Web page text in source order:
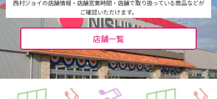
西村ジョイの店舗情報・店舗営業時間・店舗で取り扱っている商品などが
ご確認いただけます。
店舗一覧